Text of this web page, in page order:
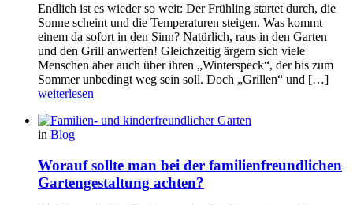
Endlich ist es wieder so weit: Der Frühling startet durch, die
Sonne scheint und die Temperaturen steigen. Was kommt
einem da sofort in den Sinn? Natürlich, raus in den Garten
und den Grill anwerfen! Gleichzeitig ärgern sich viele
Menschen aber auch über ihren „Winterspeck“, der bis zum
Sommer unbedingt weg sein soll. Doch „Grillen“ und […]
weiterlesen
in Blog
Worauf sollte man bei der familienfreundlichen
Gartengestaltung achten?